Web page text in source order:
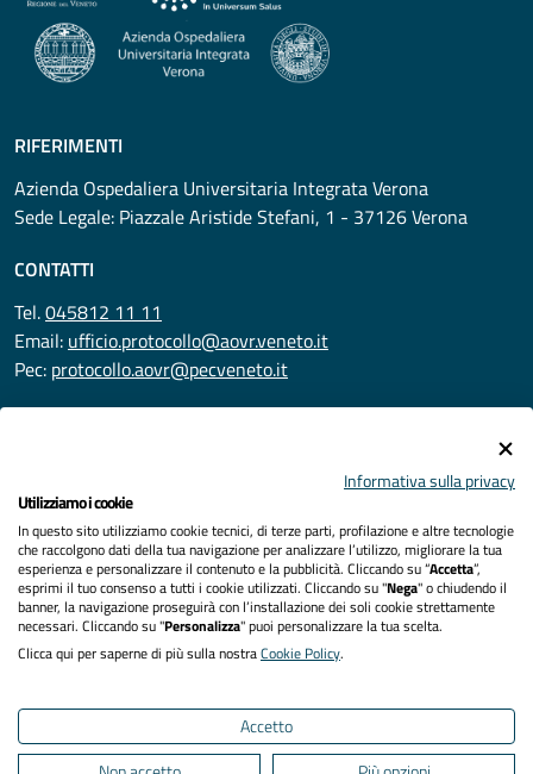
RIFERIMENTI
Azienda Ospedaliera Universitaria Integrata Verona
Sede Legale: Piazzale Aristide Stefani, 1 - 37126 Verona
CONTATTI
Tel.045812 11 11
Email: ufficio.protocollo@aovr.veneto.it
Pec: protocollo.aovr@pecveneto.it
Privacy
Accessibilità
Note legali
Informativa sulla privacy
Utilizziamo i cookie
In questo sito utilizziamo cookie tecnici, di terze parti, profilazione e altre tecnologie
che raccolgono dati della tua navigazione per analizzare l’utilizzo, migliorare la tua
esperienza e personalizzare il contenuto e la pubblicità. Cliccando su “Accetta”,
esprimi il tuo consenso a tutti i cookie utilizzati. Cliccando su "Nega" o chiudendo il
banner, la navigazione proseguirà con l’installazione dei soli cookie strettamente
necessari. Cliccando su "Personalizza" puoi personalizzare la tua scelta.
Clicca qui per saperne di più sulla nostraCookie Policy.
Accetto